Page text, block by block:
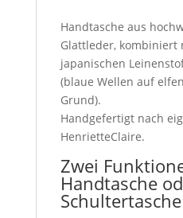
Handtasche aus
Glattleder, kombiniert
japanischen
(blaue Wellen auf
Grund).
Handgefertigt nach
HenrietteClaire.
Zwei
Handtasche
Schultertasche